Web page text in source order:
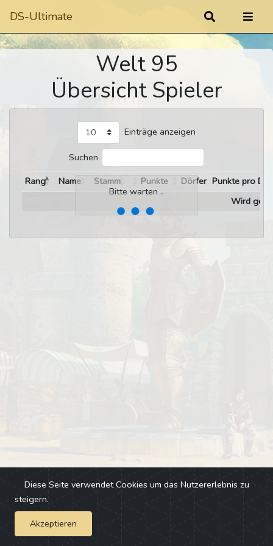
DS-Ultimate
Welt 95
Übersicht Spieler
Einträge anzeigen
Suchen
Bitte warten ..
Rang Name Stamm Punkte Dörfer Punkte pro
Wird
Impressum - Changelog
Diese Seite verwendet Cookies um das Nutzererlebnis zu
steigern.
Akzeptieren